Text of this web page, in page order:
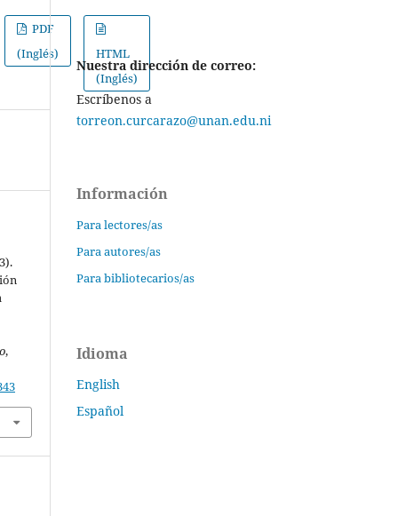
PDF
(Inglés)
HTML
(Inglés)
,
Nuestra dirección de correo:
Escríbenos a
torreon.curcarazo@unan.edu.ni
Información
Para lectores/as
Para autores/as
Para bibliotecarios/as
Idioma
English
Español